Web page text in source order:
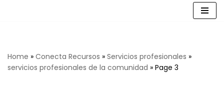
Home » Conecta Recursos » Servicios profesionales »
servicios profesionales de la comunidad » Page 3